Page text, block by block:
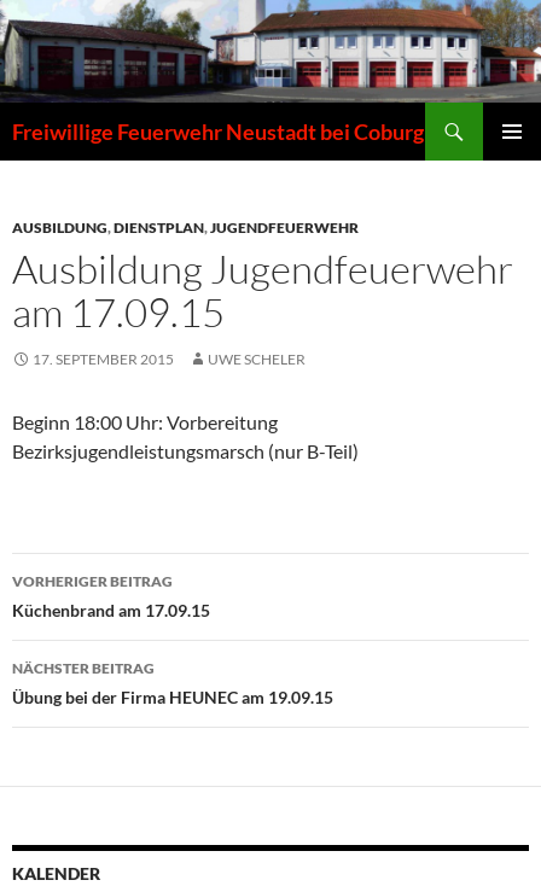
Zum
Inhalt
springen
Freiwillige Feuerwehr Neustadt bei Coburg
AUSBILDUNG,DIENSTPLAN,JUGENDFEUERWEHR
Ausbildung Jugendfeuerwehr
am 17.09.15
17. SEPTEMBER 2015 UWE SCHELER
Beginn 18:00 Uhr: Vorbereitung
Bezirksjugendleistungsmarsch (nur B-Teil)
Beitragsnavigation
VORHERIGER BEITRAG
Küchenbrand am 17.09.15
NÄCHSTER BEITRAG
Übung bei der Firma HEUNEC am 19.09.15
KALENDER